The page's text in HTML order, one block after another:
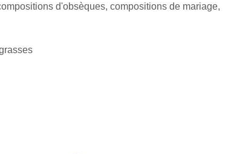
d'obsèques, compositions de mariage,